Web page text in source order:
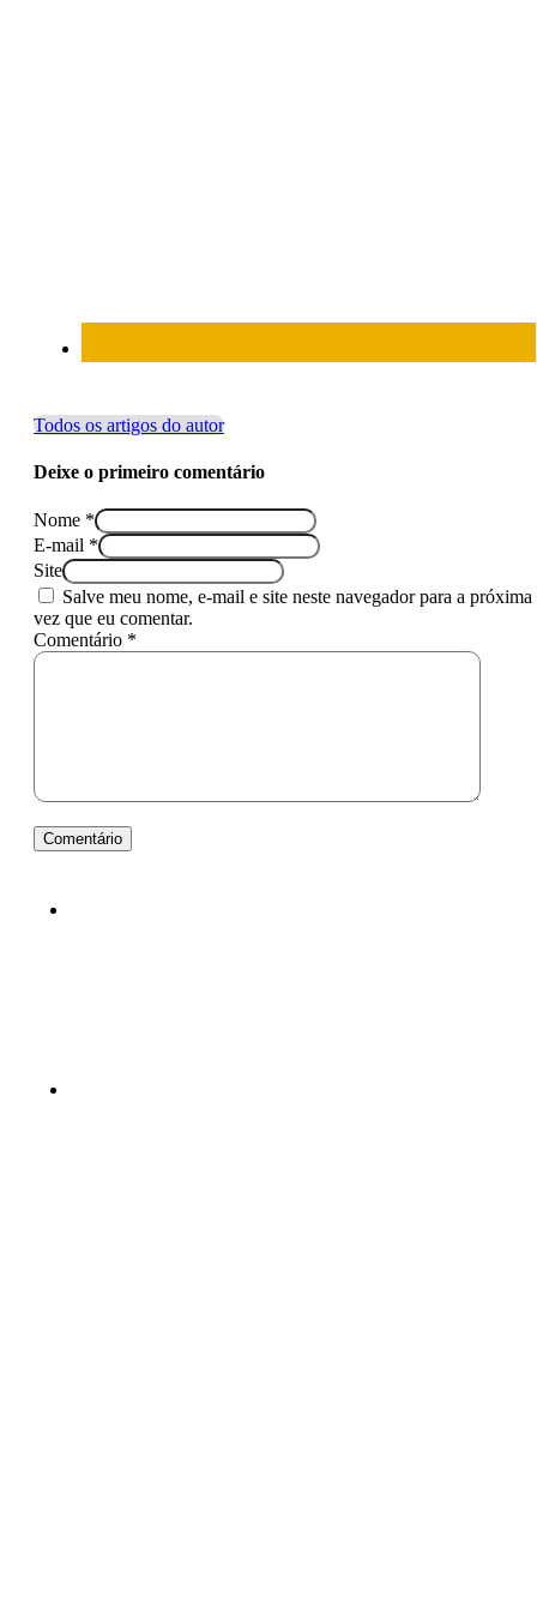
Todos os artigos do autor
Deixe o primeiro comentário
Nome *
E-mail *
Site
Salve meu nome, e-mail e site neste navegador para a próxima
vez que eu comentar.
Comentário *